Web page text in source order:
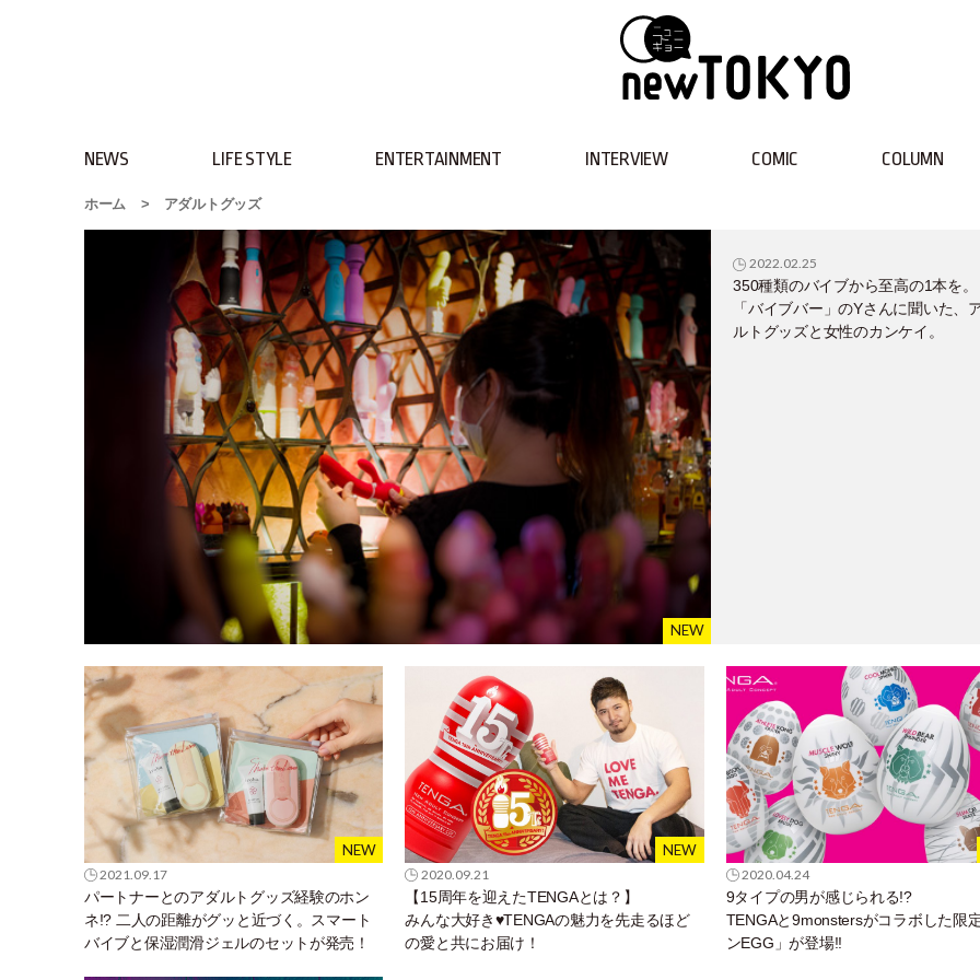
NEWS LIFE STYLE ENTERTAINMENT INTERVIEW COMIC COLUMN
ホーム > アダルトグッズ
2022.02.25
350種類のバイブから至高の1本を。
「バイブバー」のYさんに聞いた、
ルトグッズと女性のカンケイ。
2021.09.17
パートナーとのアダルトグッズ経験のホン
ネ!? 二人の距離がグッと近づく。スマート
バイブと保湿潤滑ジェルのセットが発売！
2020.09.21
【15周年を迎えたTENGAとは？】
みんな大好き♥TENGAの魅力を先走るほど
の愛と共にお届け！
2020.04.24
9タイプの男が感じられる!?
TENGAと9monstersがコラボした限
ンEGG」が登場!!